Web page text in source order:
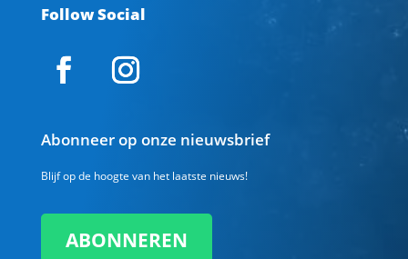
Follow Social
Abonneer op onze nieuwsbrief
Blijf op de hoogte van het laatste nieuws!
ABONNEREN